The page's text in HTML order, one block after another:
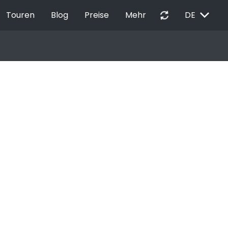
Touren Blog Preise Mehr autorenew DE EXPAND_MORE